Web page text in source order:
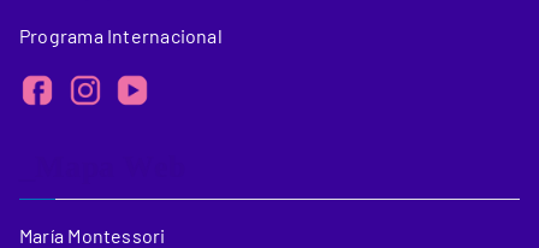
Programa Internacional
María Montessori